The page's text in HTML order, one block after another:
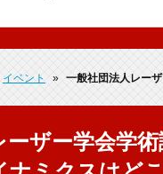
イベント » 一般社団法人レー
ーザー学会学